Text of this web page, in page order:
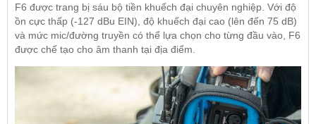
F6 được trang bị sáu bộ tiền khuếch đại chuyên nghiệp. Với độ
ồn cực thấp (-127 dBu EIN), độ khuếch đại cao (lên đến 75 dB)
và mức mic/đường truyền có thể lựa chọn cho từng đầu vào, F6
được chế tạo cho âm thanh tại địa điểm.